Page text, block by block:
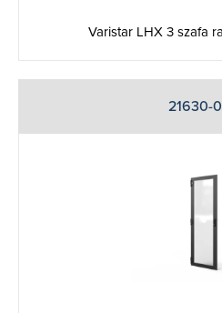
Varistar LHX 3 szafa
21630-